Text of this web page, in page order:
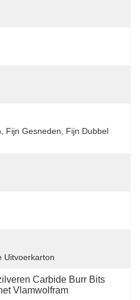
Fijn Gesneden, Fijn Dubbel
Uitvoerkarton
Carbide Burr Bits
Vlamwolfram